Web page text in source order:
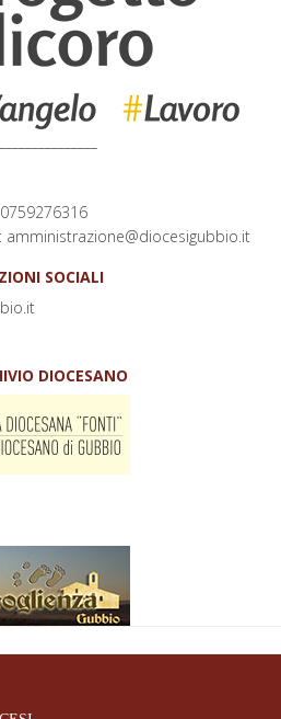
amministrazione@diocesigubbio.it
SOCIALI
DIOCESANO